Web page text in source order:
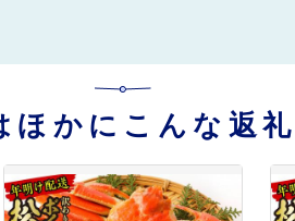
ほかにこんな返